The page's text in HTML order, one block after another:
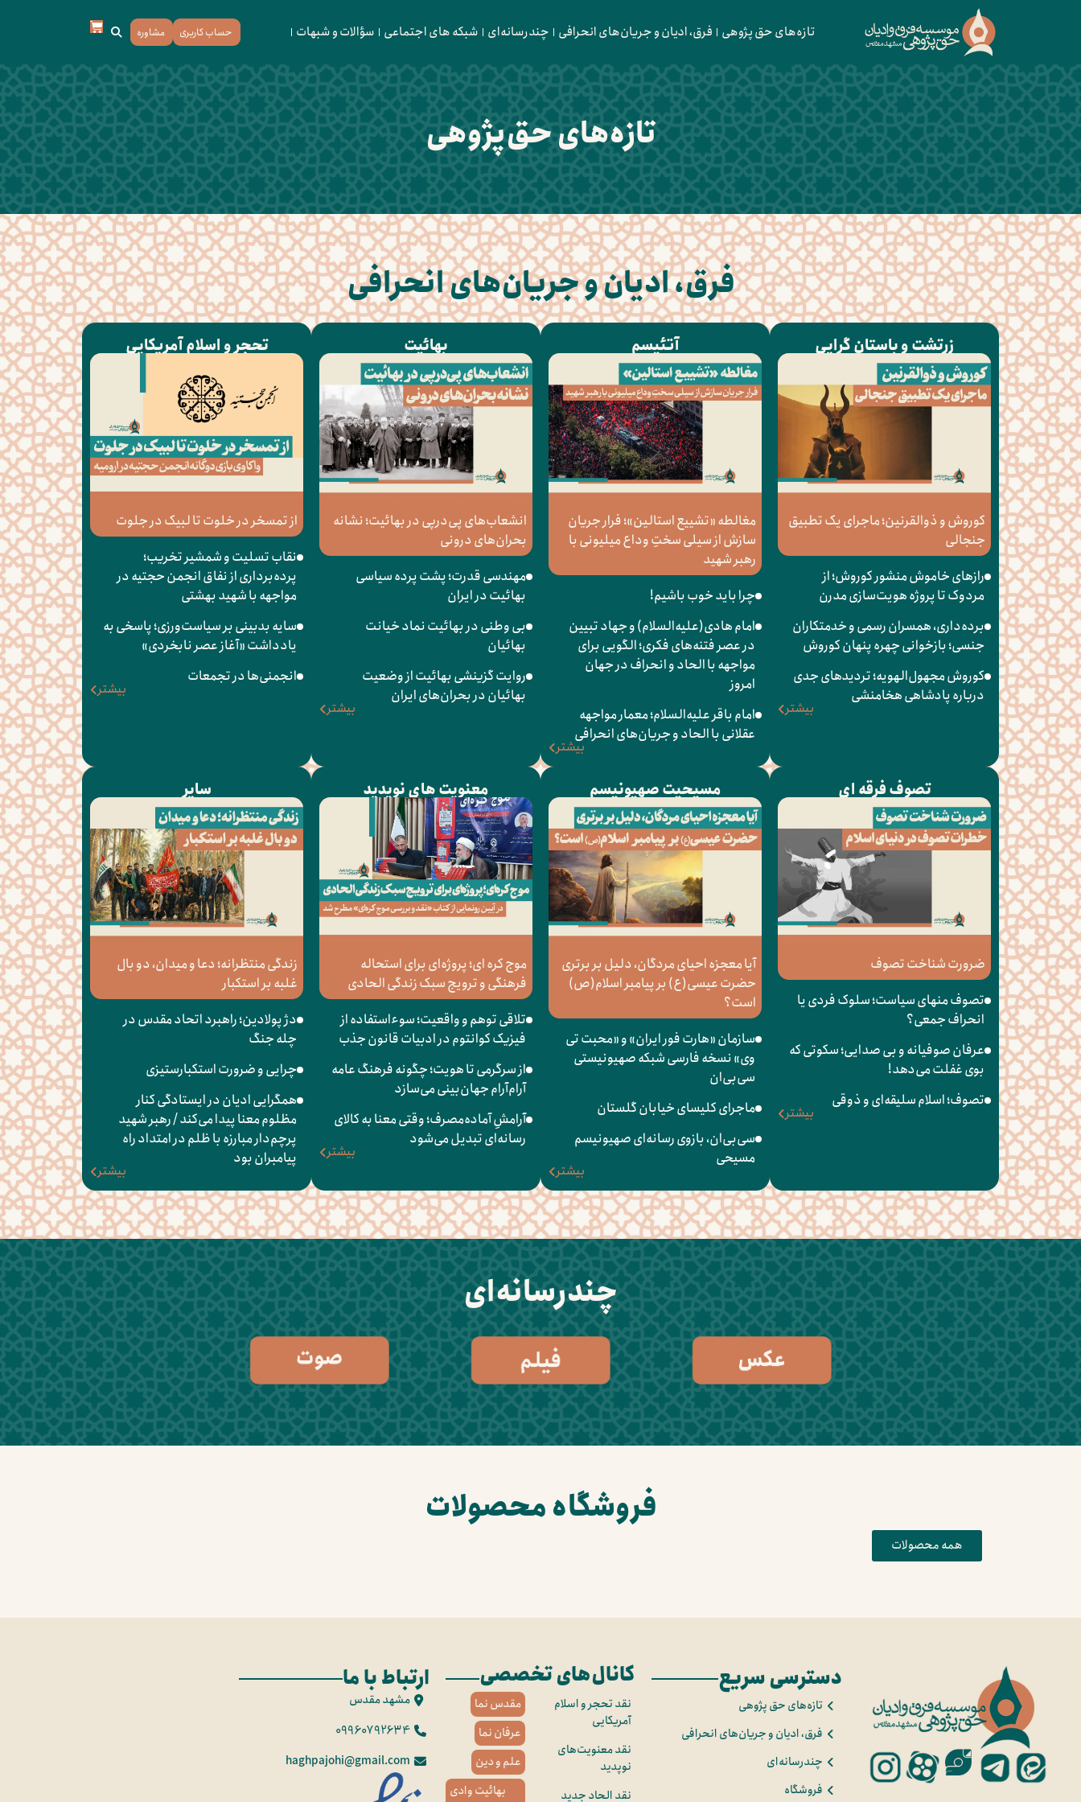
تازه‌های حق پژوهی فرق، ادیان و جریان‌های انحرافی چندرسانه‌ای شبکه های اجتماعی سؤالات و شبهات حساب کاربری مشاوره
تازه‌‌های حق‌پژوهی
فرق، ادیان و جریان‌های انحرافی
زرتشت و باستان گرایی
کوروش و ذوالقرنین؛ ماجرای یک تطبیق
جنجالی
رازهای خاموش منشور کوروش؛ از
مردوک تا پروژه هویت‌سازی مدرن
برده‌داری، همسران رسمی و خدمتکاران
جنسی؛ بازخوانی چهره پنهان کوروش
کوروش مجهول‌الهویه؛ تردیدهای جدی
درباره پادشاهی هخامنشی
بیشتر
آتئیسم
مغالطه «تشییع استالین»؛ فرار جریان
سازش از سیلی سختِ وداع میلیونی با
رهبر شهید
چرا باید خوب باشیم!
امام هادی(علیه‌السلام) و جهاد تبیین
در عصر فتنه‌های فکری؛ الگویی برای
مواجهه با الحاد و انحراف در جهان
امروز
امام باقر علیه‌السلام؛ معمار مواجهه
عقلانی با الحاد و جریان‌های انحرافی
بیشتر
بهائیت
انشعاب‌های پی‌درپی در بهائیت؛ نشانه
بحران‌های درونی
مهندسی قدرت؛ پشت پرده سیاسی
بهائیت در ایران
بی وطنی در بهائیت نماد خیانت
بهائیان
روایت گزینشی بهائیت از وضعیت
بهائیان در بحران‌های ایران
بیشتر
تحجر و اسلام آمریکایی
از تمسخر در خلوت تا لبیک در جلوت
نقاب تسلیت و شمشیر تخریب؛
پرده‌برداری از نفاق انجمن حجتیه در
مواجهه با شهید بهشتی
سایه بدبینی بر سیاست‌ورزی؛ پاسخی به
یادداشت «آغاز عصر نابخردی»
انجمنی‌ها در تجمعات
بیشتر
تصوف فرقه ای
ضرورت شناخت تصوف
تصوف منهای سیاست؛ سلوک فردی یا
انحراف جمعی؟
عرفان صوفیانه و بی صدایی؛ سکوتی که
بوی غفلت می‌دهد!
تصوف؛ اسلام سلیقه‌ای و ذوقی
بیشتر
مسیحیت صهیونیسم
آیا معجزه احیای مردگان، دلیل بر برتری
حضرت عیسی(ع) بر پیامبر اسلام(ص)
است؟
سازمان «هارت فور ایران» و «محبت تی‌
وی» نسخه فارسی شبکه صهیونیستی
سی‌بی‌ان
ماجرای کلیسای خیابان گلستان
سی‌بی‌ان، بازوی رسانه‌ای صهیونیسم
مسیحی
بیشتر
معنویت های نوپدید
موج کره‌ ای؛ پروژه‌ای برای استحاله
فرهنگی و ترویج سبک زندگی الحادی
تلاقی توهم و واقعیت؛ سوءاستفاده از
فیزیک کوانتوم در ادبیات قانون جذب
از سرگرمی تا هویت؛ چگونه فرهنگ عامه
آرام‌آرام جهان‌بینی می‌سازد
آرامشِ آماده‌مصرف؛ وقتی معنا به کالای
رسانه‌ای تبدیل می‌شود
بیشتر
سایر
زندگی منتظرانه؛ دعا و میدان، دو بال
غلبه بر استکبار
دژ پولادین؛ راهبرد اتحاد مقدس در
چله جنگ
چرایی و ضرورت استکبارستیزی
همگرایی ادیان در ایستادگی کنار
مظلوم معنا پیدا می‌کند / رهبر شهید
پرچم‌دار مبارزه با ظلم در امتداد راه
پیامبران بود
بیشتر
چندرسانه‌ای
فروشگاه محصولات
همه محصولات
دسترسی سریع
تازه‌های حق پژوهی
فرق، ادیان و جریان‌های انحرافی
چندرسانه‌ای
فروشگاه
کانال‌های تخصصی
نقد تحجر و اسلام
آمریکایی
نقد معنویت‌های
نوپدید
نقد الحاد جدید
مقدس نما
عرفان نما
علم و دین
بهائیت وادی
ارتباط با ما
مشهد مقدس
09960792634
haghpajohi@gmail.com